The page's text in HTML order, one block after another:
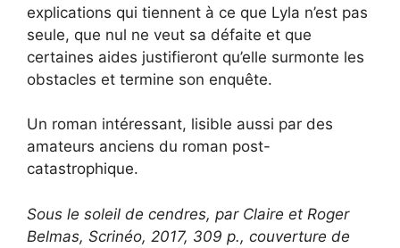
explications qui tiennent à ce que Lyla n’est pas
seule, que nul ne veut sa défaite et que
certaines aides justifieront qu’elle surmonte les
obstacles et termine son enquête.
Un roman intéressant, lisible aussi par des
amateurs anciens du roman post-
catastrophique.
Sous le soleil de cendres, par Claire et Roger
Belmas, Scrinéo, 2017, 309 p., couverture de